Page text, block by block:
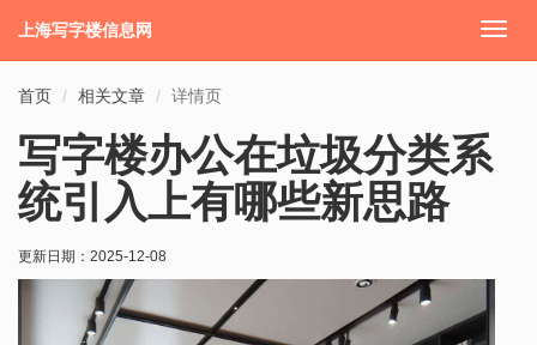
切
上海写字楼信息网
首页 相关文章 详情页
写字楼办公在垃圾分类系
统引入上有哪些新思路
更新日期： 2025-12-08